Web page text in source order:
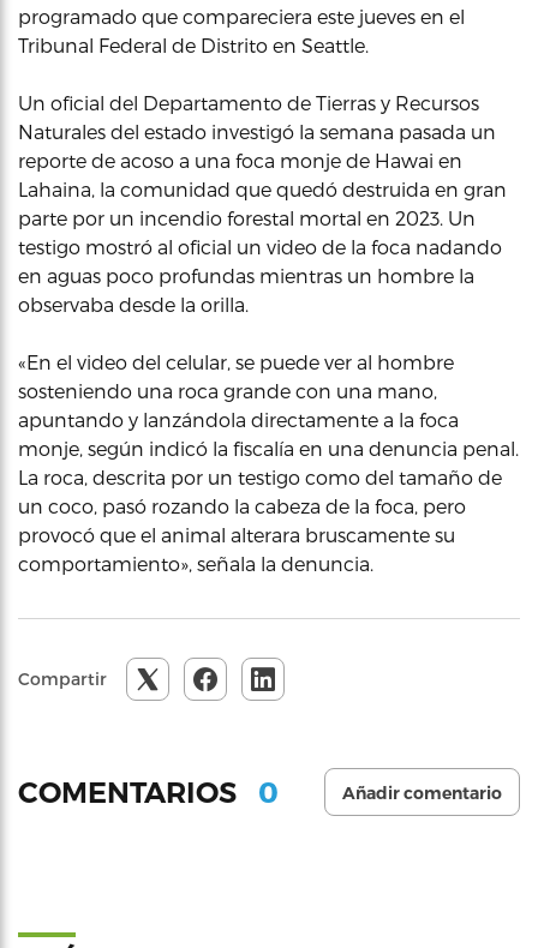
programado que compareciera este jueves en el
Tribunal Federal de Distrito en Seattle.
Un oficial del Departamento de Tierras y Recursos
Naturales del estado investigó la semana pasada un
reporte de acoso a una foca monje de Hawai en
Lahaina, la comunidad que quedó destruida en gran
parte por un incendio forestal mortal en 2023. Un
testigo mostró al oficial un video de la foca nadando
en aguas poco profundas mientras un hombre la
observaba desde la orilla.
«En el video del celular, se puede ver al hombre
sosteniendo una roca grande con una mano,
apuntando y lanzándola directamente a la foca
monje, según indicó la fiscalía en una denuncia penal.
La roca, descrita por un testigo como del tamaño de
un coco, pasó rozando la cabeza de la foca, pero
provocó que el animal alterara bruscamente su
comportamiento», señala la denuncia.
Compartir
COMENTARIOS 0 Añadir comentario